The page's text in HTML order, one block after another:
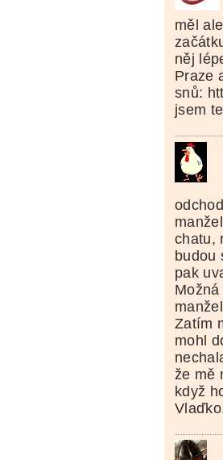
měl
něj
Praze
snů:
jsem
chatu,
budou
pak
Zatím
mohl
že mě
když